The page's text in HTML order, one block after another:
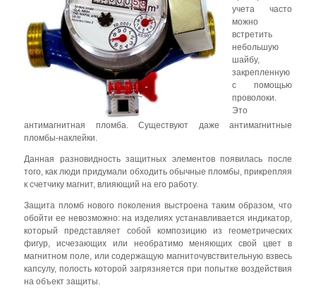
учета часто
можно
встретить
небольшую
шайбу,
закрепленную
с помощью
проволоки.
Это
антимагнитная пломба. Существуют даже антимагнитные
пломбы-наклейки.
Данная разновидность защитных элементов появилась после
того, как люди придумали обходить обычные пломбы, прикрепляя
к счетчику магнит, влияющий на его работу.
Защита пломб нового поколения выстроена таким образом, что
обойти ее невозможно: на изделиях устанавливается индикатор,
который представляет собой композицию из геометрических
фигур, исчезающих или необратимо меняющих свой цвет в
магнитном поле, или содержащую магниточувствительную взвесь
капсулу, полость которой загрязняется при попытке воздействия
на объект защиты.